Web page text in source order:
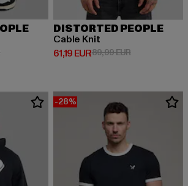
EUR
Aktionspreis: 99,99 EUR
DISTORTED PEOPLE
Cable Knit
61,19 EUR
Derzeitiger Preis: 61,19 EUR
89,99 EURAktionspreis:
-28%